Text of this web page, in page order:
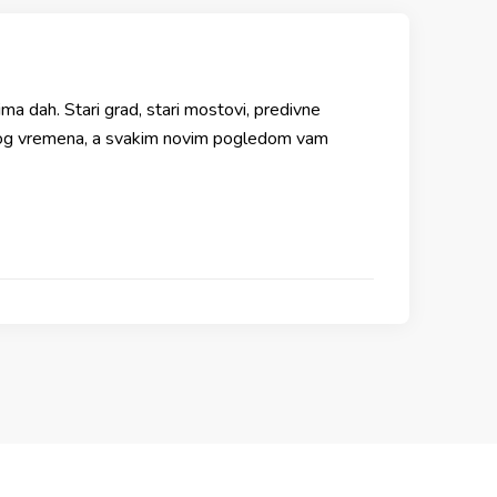
dah. Stari grad, stari mostovi, predivne
a svakim novim pogledom vam